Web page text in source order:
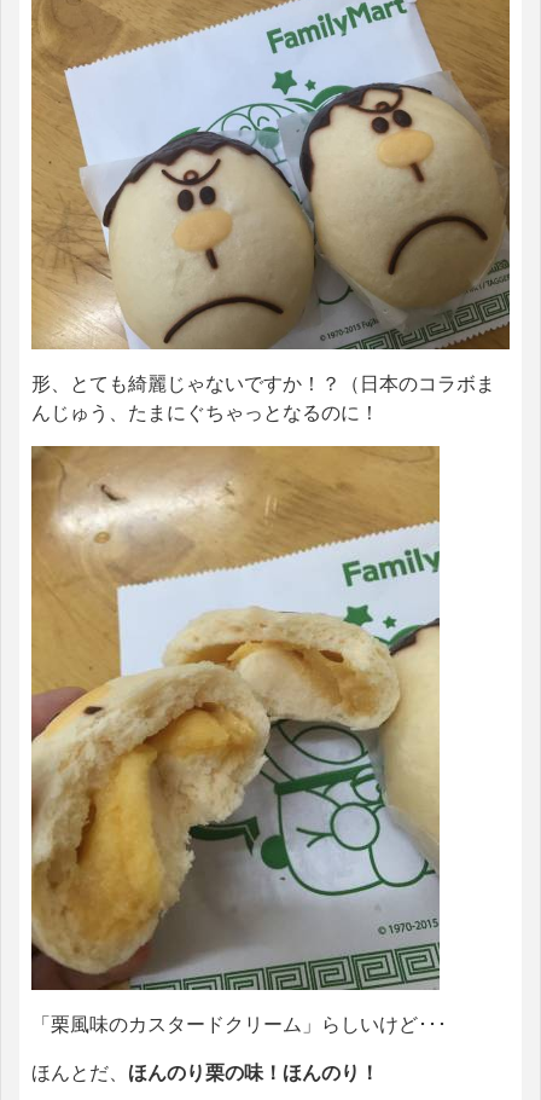
形、とても綺麗じゃないですか！？（日本のコラボま
んじゅう、たまにぐちゃっとなるのに！
「栗風味のカスタードクリーム」らしいけど･･･
ほんとだ、 ほんのり栗の味！ほんのり！